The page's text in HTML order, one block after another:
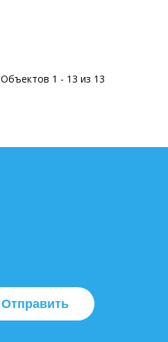
Объектов 1 - 13 из 13
Отправить